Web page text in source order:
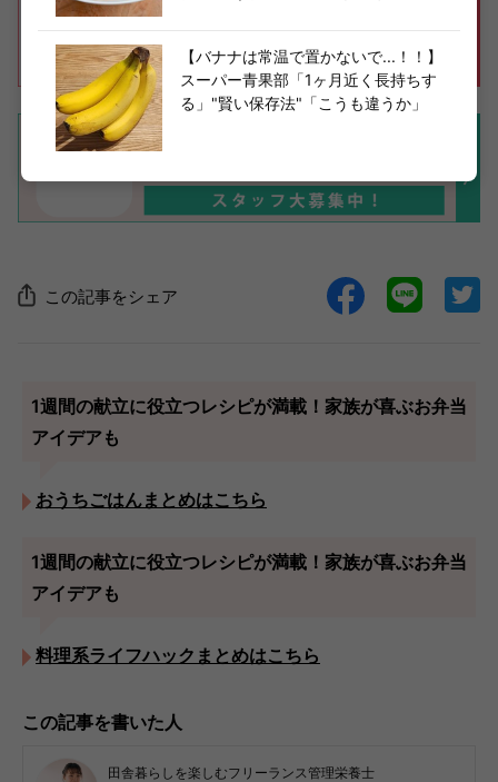
この記事をシェア
1週間の献立に役立つレシピが満載！家族が喜ぶお弁当
アイデアも
おうちごはんまとめはこちら
1週間の献立に役立つレシピが満載！家族が喜ぶお弁当
アイデアも
料理系ライフハックまとめはこちら
この記事を書いた人
田舎暮らしを楽しむフリーランス管理栄養士
【バナナは常温で置かないで...！！】
スーパー青果部「1ヶ月近く長持ちす
る」"賢い保存法"「こうも違うか」